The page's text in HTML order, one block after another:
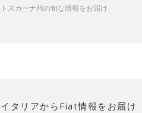
トスカーナ州の旬な情報をお届け
イタリアからFiat情報をお届け